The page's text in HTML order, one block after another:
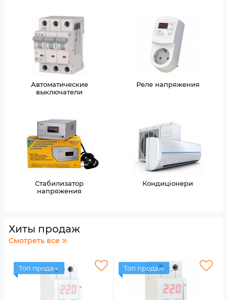
Автоматические
выключатели
Реле напряжения
Стабилизатор
напряжения
Кондиціонери
Хиты продаж
Смотреть все
Топ продаж Топ продаж